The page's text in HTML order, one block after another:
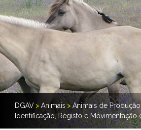
DGAV > Animais >Animais de Produção
Identificação, Registo e Movimentação